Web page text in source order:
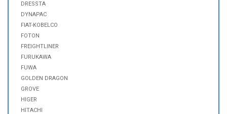
DRESSTA
DYNAPAC
FIAT-KOBELCO
FOTON
FREIGHTLINER
FURUKAWA
FUWA
GOLDEN DRAGON
GROVE
HIGER
HITACHI